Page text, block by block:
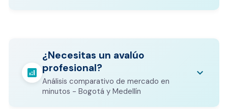
Los gastos notariales incluyen
otros costos legales que varían según el
valor del inmueble.
CALCULADORA DE GASTOS NOTARIALES
analytics
¿Necesitas un avalúo
profesional?
Análisis comparativo de mercado en
minutos - Bogotá y Medellín
keyboard_arrow_down